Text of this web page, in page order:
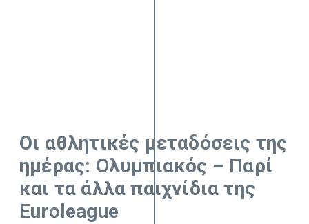
Οι αθλητικές μεταδόσεις της
ημέρας: Ολυμπιακός – Παρί
και τα άλλα παιχνίδια της
Euroleague